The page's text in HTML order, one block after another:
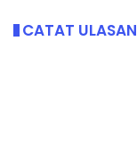
CATAT ULASAN